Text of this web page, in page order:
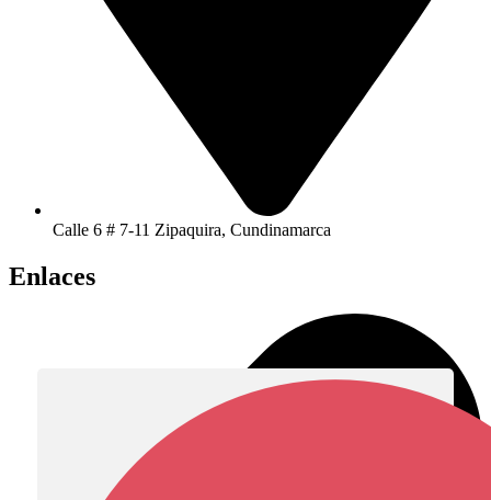
Calle 6 # 7-11 Zipaquira, Cundinamarca
Enlaces